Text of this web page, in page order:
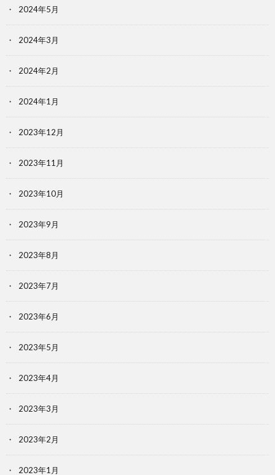
2024年5月
2024年3月
2024年2月
2024年1月
2023年12月
2023年11月
2023年10月
2023年9月
2023年8月
2023年7月
2023年6月
2023年5月
2023年4月
2023年3月
2023年2月
2023年1月